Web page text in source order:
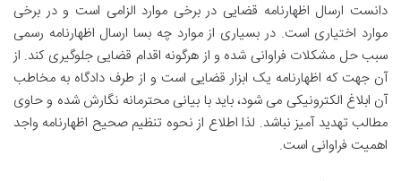
دانست ارسال اظهارنامه قضایی در برخی موارد الزامی است و در برخی
موارد اختیاری است. در بسیاری از موارد چه بسا ارسال اظهارنامه رسمی
سبب حل مشکلات فراوانی شده و از هرگونه اقدام قضایی جلوگیری کند. از
آن جهت که اظهارنامه یک ابزار قضایی است و از طرف دادگاه به مخاطب
آن ابلاغ الکترونیکی می شود، باید با بیانی محترمانه نگارش شده و حاوی
مطالب تهدید آمیز نباشد. لذا اطلاع از نحوه تنظیم صحیح اظهارنامه واجد
اهمیت فراوانی است.